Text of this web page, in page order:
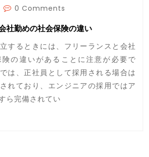
0 Comments
社勤めの社会保険の違い
するときには、フリーランスと会社
の違いがあることに注意が必要で
は、正社員として採用される場合は
れており、エンジニアの採用ではア
ら完備されてい